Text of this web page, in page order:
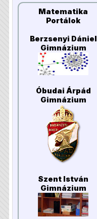
Matematika
Portálok
Berzsenyi Dániel
Gimnázium
Óbudai Árpád
Gimnázium
Szent István
Gimnázium